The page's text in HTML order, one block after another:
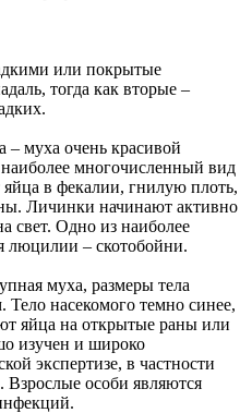
или покрытые
тогда как вторые –
– муха очень красивой
многочисленный вид
в фекалии, гнилую плоть,
Личинки начинают активно
свет. Одно из наиболее
люцилии – скотобойни.
муха, размеры тела
Тело насекомого темно синее,
яйца на открытые раны или
изучен и широко
экспертизе, в частности
Взрослые особи являются